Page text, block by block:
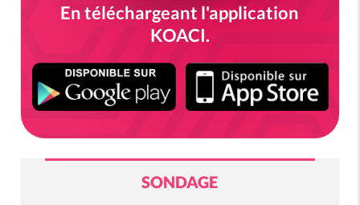
En téléchargeant l'application
KOACI.
SONDAGE